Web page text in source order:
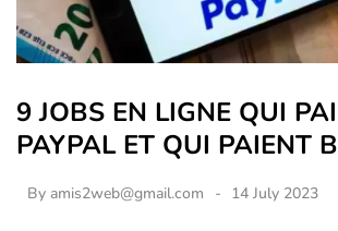
9 JOBS EN LIGNE QUI
PAYPAL ET QUI PAIENT
By amis2web@gmail.com 14 July 2023